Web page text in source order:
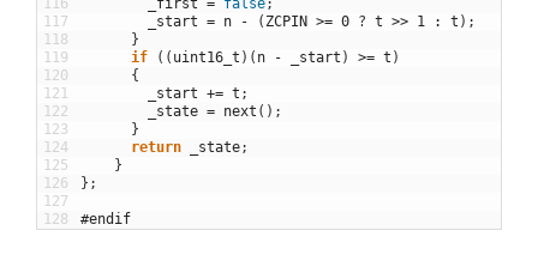
117
118
119
120
121
122
123
124
125
126
127
128
_start = n - ( ZCPIN >= 0 ? t >> 1 : t ) ;
}
if
( ( uint16_t ) ( n - _start ) >= t )
{
_start += t ;
_state = next ( ) ;
}
return
_state;
}
} ;
#endif